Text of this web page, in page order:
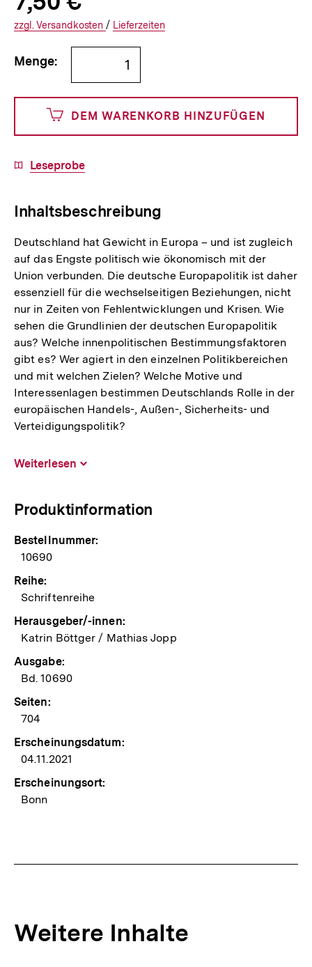
Informationen
€
750
Cents
Versandkosten
Interner
Informationen
den
zzgl. zuzüglichen
Versandkosten / Interner
Informationen
Lieferzeiten
Bestellmenge
angeben
Menge:
DEM WARENKORB HINZUFÜGEN
Download-
Leseprobe
Inhaltsbeschreibung
Deutschland hat Gewicht in Europa – und ist zugleich
auf das Engste politisch wie ökonomisch mit der
Union verbunden. Die deutsche Europapolitik ist daher
essenziell für die wechselseitigen Beziehungen, nicht
nur in Zeiten von Fehlentwicklungen und Krisen. Wie
sehen die Grundlinien der deutschen Europapolitik
aus? Welche innenpolitischen Bestimmungsfaktoren
gibt es? Wer agiert in den einzelnen Politikbereichen
und mit welchen Zielen? Welche Motive und
Interessenlagen bestimmen Deutschlands Rolle in der
europäischen Handels-, Außen-, Sicherheits- und
Verteidigungspolitik?
Weiterlesen
Produktinformation
Bestellnummer:
10690
Reihe:
Schriftenreihe
Herausgeber/-innen:
Katrin Böttger / Mathias Jopp
Ausgabe:
Bd. 10690
Seiten:
704
Erscheinungsdatum:
04.11.2021
Erscheinungsort:
Bonn
Weitere Inhalte